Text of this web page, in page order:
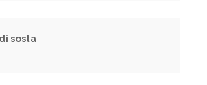
sosta